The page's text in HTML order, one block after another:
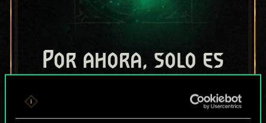
Por ahora, solo es
cartas compartido.